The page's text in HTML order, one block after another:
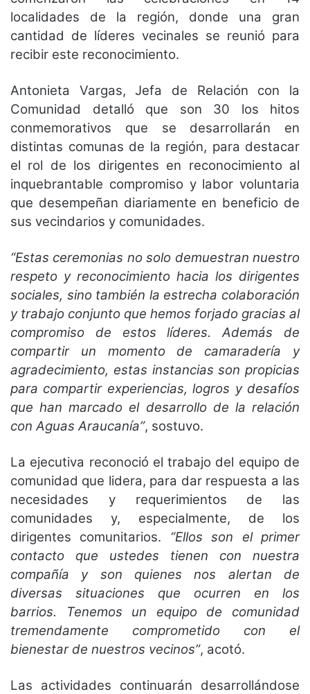
localidades de la región, donde una gran
cantidad de líderes vecinales se reunió para
recibir este reconocimiento.
Antonieta Vargas, Jefa de Relación con la
Comunidad detalló que son 30 los hitos
conmemorativos que se desarrollarán en
distintas comunas de la región, para destacar
el rol de los dirigentes en reconocimiento al
inquebrantable compromiso y labor voluntaria
que desempeñan diariamente en beneficio de
sus vecindarios y comunidades.
“Estas ceremonias no solo demuestran nuestro
respeto y reconocimiento hacia los dirigentes
sociales, sino también la estrecha colaboración
y trabajo conjunto que hemos forjado gracias al
compromiso de estos líderes. Además de
compartir un momento de camaradería y
agradecimiento, estas instancias son propicias
para compartir experiencias, logros y desafíos
que han marcado el desarrollo de la relación
con Aguas Araucanía”, sostuvo.
La ejecutiva reconoció el trabajo del equipo de
comunidad que lidera, para dar respuesta a las
necesidades y requerimientos de las
comunidades y, especialmente, de los
dirigentes comunitarios. “Ellos son el primer
contacto que ustedes tienen con nuestra
compañía y son quienes nos alertan de
diversas situaciones que ocurren en los
barrios. Tenemos un equipo de comunidad
tremendamente comprometido con el
bienestar de nuestros vecinos”, acotó.
Las actividades continuarán desarrollándose